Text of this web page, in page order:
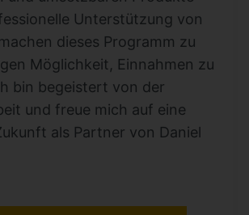
Unterstützung von
dieses Programm zu
Möglichkeit, Einnahmen zu
bin begeistert von der
und freue mich auf eine
als Partner von Daniel